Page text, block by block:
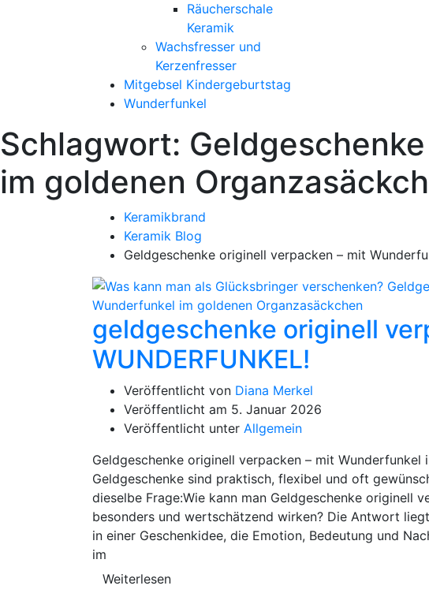
Räucherschale
Keramik
Wachsfresser und
Kerzenfresser
Mitgebsel Kindergeburtstag
Wunderfunkel
Schlagwort:
im goldenen
Keramikbrand
Keramik Blog
Geldgeschenke originell verpacken – mit
geldgeschenke originell
WUNDERFUNKEL!
Veröffentlicht von Diana Merkel
Veröffentlicht am 5. Januar 2026
Veröffentlicht unter Allgemein
Geldgeschenke originell verpacken – mit
Geldgeschenke sind praktisch, flexibel und oft
dieselbe Frage:Wie kann man Geldgeschenke originell
besonders und wertschätzend wirken? Die Antwort
in einer Geschenkidee, die Emotion, Bedeutung und
im
Weiterlesen